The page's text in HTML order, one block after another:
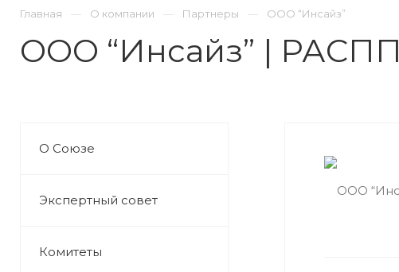
Главная О компании Партнеры ООО “Инсайз”
ООО “Инсайз” | РАСПП
О Союзе
Экспертный совет
Комитеты